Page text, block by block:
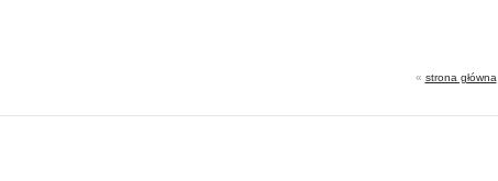
« strona główna